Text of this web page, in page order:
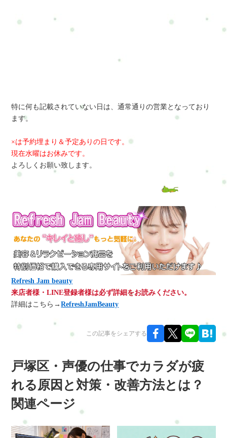
特に何も記載されていない日は、通常通りの営業となっており
ます。
×は予約埋まり＆予定ありの日です。
現在水曜はお休みです。
よろしくお願い致します。
Refresh Jam beauty
来店者様・LINE登録者様は必ず詳細をお読みください。
詳細はこちら→RefreshJamBeauty
この記事をシェアする
戸塚区・声優の仕事でカラダが疲
れる原因と対策・改善方法とは？
関連ページ